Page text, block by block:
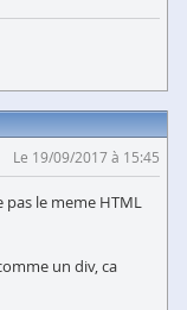
Le 19/09/2017 à 15:45
pas le meme HTML
un div, ca